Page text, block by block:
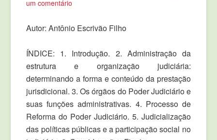
um comentário
Autor: Antônio Escrivão Filho
ÍNDICE: 1. Introdução. 2. Administração da
estrutura e organização judiciária:
determinando a forma e conteúdo da prestação
jurisdicional. 3. Os órgãos do Poder Judiciário e
suas funções administrativas. 4. Processo de
Reforma do Poder Judiciário. 5. Judicialização
das políticas públicas e a participação social no